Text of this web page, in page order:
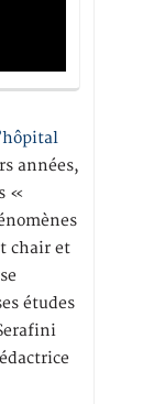
années,
«
chair et
études